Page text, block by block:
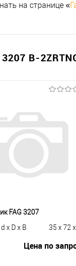
на странице «
B-
FAG 3207
x D x B
35 x 72
Цена по